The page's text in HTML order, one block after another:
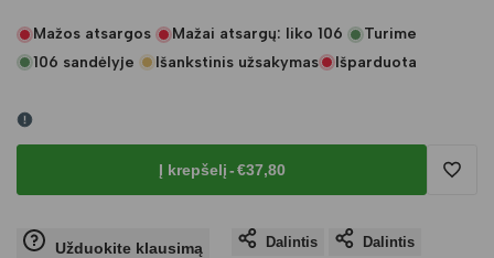
Mažos atsargos Mažai atsargų: liko 106
Turime
106 sandėlyje Išankstinis užsakymas Išparduota
Į krepšelį-€37,80
Užduokite klausimą Dalintis Dalintis